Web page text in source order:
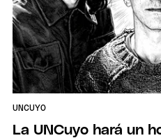
UNCUYO
La UNCuyo hará un